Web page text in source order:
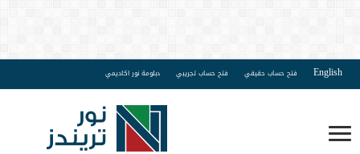
English فتح حساب حقيقي فتح حساب تجريبي دبلومة نور اكاديمي